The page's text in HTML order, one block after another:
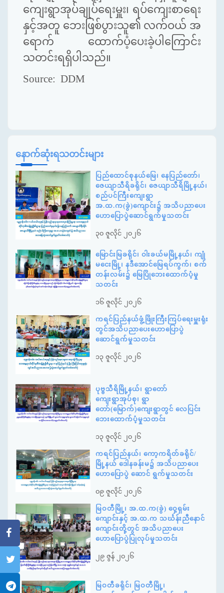
ကျေးရွာအုပ်ချုပ်ရေးမှူး၊ ရပ်ကျေးစာရေး
နှင့်အတူ ဘေးဖြစ်ပွားသူ၏ လက်ဝယ် အ
ရောက် ထောက်ပံ့ပေးခဲ့ပါကြောင်း
သတင်းရရှိပါသည်။
Source: DDM
နောက်ဆုံးရသတင်းများ
ပြည်ထောင်စုနယ်မြေ၊ နေပြည်တော်၊
ဇေယျာသီရိခရိုင်၊ ဇေယျာသီရိမြို့နယ်၊
စည်ပင်ကြီးကျေးရွာ
အ.ထ.က(ခွဲ)ကျောင်း၌ အသိပညာပေး
ဟောပြောပွဲဆောင်ရွက်မှုသတင်း
၃၀ ဇူလိုင် ၂၀၂၆
မြောင်းမြခရိုင်၊ ဝါးခယ်မမြို့နယ်၊ ကျုံ
မငေးမြို့၊ နဒီအောင်မြေရပ်ကွက်၊ စက်
တန်းလမ်း၌ မြေပြိုဘေးထောက်ပံ့မှု
သတင်း
၁၆ ဇူလိုင် ၂၀၂၆
ကရင်ပြည်နယ်ဖွံ့ဖြိုးကြီးကြပ်ရေးမှူးရုံး
တွင်အသိပညာပေးဟောပြောပွဲ
ဆောင်ရွက်မှုသတင်း
၁၃ ဇူလိုင် ၂၀၂၆
ပုဗ္ဗသီရိမြို့နယ်၊ ရွာတော်
ကျေးရွာအုပ်စု၊ ရွာ
တော်(မြောက်)ကျေးရွာတွင် လေပြင်း
ဘေးထောက်ပံ့မှုသတင်း
၁၃ ဇူလိုင် ၂၀၂၆
ကရင်ပြည်နယ်၊ ကော့ကရိတ်ခရိုင်/
မြို့နယ် ဒေါနခန်းမ၌ အသိပညာပေး
ဟောပြောပွဲ ဆောင် ရွက်မှုသတင်း
၀၉ ဇူလိုင် ၂၀၂၆
မြဝတီမြို့၊ အ.ထ.က(ခွဲ) ဝှေ့ရှမ်း
ကျောင်းနှင့် အ.ထ.က သင်္ဃန်းညီနောင်
ကျောင်းတို့တွင် အသိပညာပေး
ဟောပြောပွဲပြုလုပ်မှုသတင်း
၂၉ ဇွန် ၂၀၂၆
မြဝတီခရိုင်၊ မြဝတီမြို့၊